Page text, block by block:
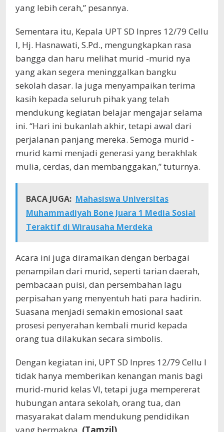
yang lebih cerah,” pesannya.
Sementara itu, Kepala UPT SD Inpres 12/79 Cellu
I, Hj. Hasnawati, S.Pd., mengungkapkan rasa
bangga dan haru melihat murid -murid nya
yang akan segera meninggalkan bangku
sekolah dasar. Ia juga menyampaikan terima
kasih kepada seluruh pihak yang telah
mendukung kegiatan belajar mengajar selama
ini. “Hari ini bukanlah akhir, tetapi awal dari
perjalanan panjang mereka. Semoga murid -
murid kami menjadi generasi yang berakhlak
mulia, cerdas, dan membanggakan,” tuturnya.
BACA JUGA: Mahasiswa Universitas
Muhammadiyah Bone Juara 1 Media Sosial
Teraktif di Wirausaha Merdeka
Acara ini juga diramaikan dengan berbagai
penampilan dari murid, seperti tarian daerah,
pembacaan puisi, dan persembahan lagu
perpisahan yang menyentuh hati para hadirin.
Suasana menjadi semakin emosional saat
prosesi penyerahan kembali murid kepada
orang tua dilakukan secara simbolis.
Dengan kegiatan ini, UPT SD Inpres 12/79 Cellu I
tidak hanya memberikan kenangan manis bagi
murid-murid kelas VI, tetapi juga mempererat
hubungan antara sekolah, orang tua, dan
masyarakat dalam mendukung pendidikan
yang bermakna. (Tamzil)